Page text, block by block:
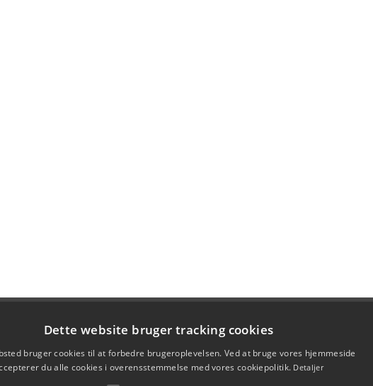
Dette website bruger tracking cookies
bruger cookies til at forbedre brugeroplevelsen. Ved at bruge vores hjemmeside
du alle cookies i overensstemmelse med vores cookiepolitik. Detaljer